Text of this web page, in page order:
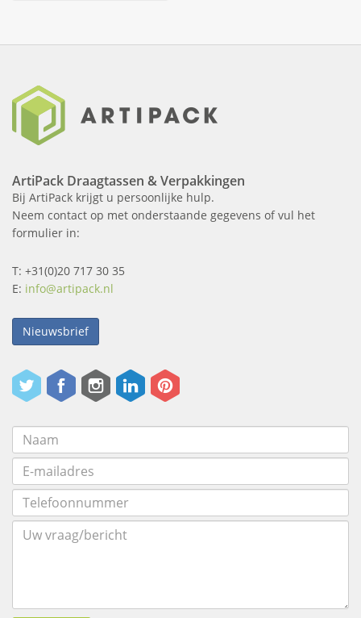
ArtiPack Draagtassen & Verpakkingen
Bij ArtiPack krijgt u persoonlijke hulp.
Neem contact op met onderstaande gegevens of vul het
formulier in:
T: +31(0)20 717 30 35
E: info@artipack.nl
Nieuwsbrief